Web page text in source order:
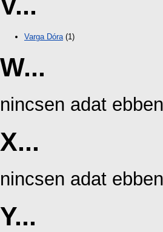
Varga Dóra (1)
W...
nincsen adat
X...
nincsen adat
Y...